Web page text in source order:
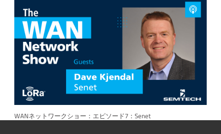
WANネットワークショー：エピソード7：Senet